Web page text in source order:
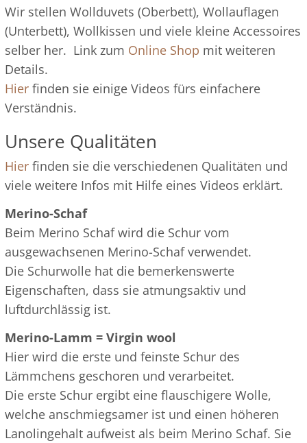
Wir stellen Wollduvets (Oberbett), Wollauflagen
(Unterbett), Wollkissen und viele kleine Accessoires
selber her. Link zum Online Shop mit weiteren
Details.
Hier finden sie einige Videos fürs einfachere
Verständnis.
Unsere Qualitäten
Hier finden sie die verschiedenen Qualitäten und
viele weitere Infos mit Hilfe eines Videos erklärt.
Merino-Schaf
Beim Merino Schaf wird die Schur vom
ausgewachsenen Merino-Schaf verwendet.
Die Schurwolle hat die bemerkenswerte
Eigenschaften, dass sie atmungsaktiv und
luftdurchlässig ist.
Merino-Lamm = Virgin wool
Hier wird die erste und feinste Schur des
Lämmchens geschoren und verarbeitet.
Die erste Schur ergibt eine flauschigere Wolle,
welche anschmiegsamer ist und einen höheren
Lanolingehalt aufweist als beim Merino Schaf. Sie